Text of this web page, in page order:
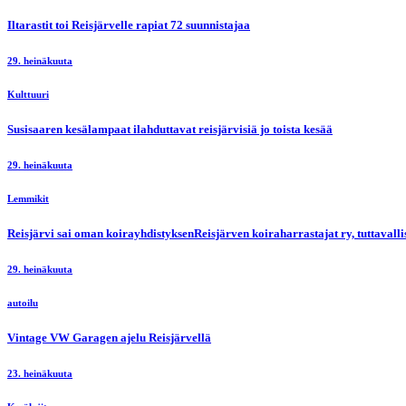
Iltarastit toi Reisjärvelle rapiat 72 suunnistajaa
29. heinäkuuta
Kulttuuri
Susisaaren kesälampaat ilahduttavat reisjärvisiä jo toista kesää
29. heinäkuuta
Lemmikit
Reisjärvi sai oman koirayhdistyksenReisjärven koiraharrastajat ry,
29. heinäkuuta
autoilu
Vintage VW Garagen ajelu Reisjärvellä
23. heinäkuuta